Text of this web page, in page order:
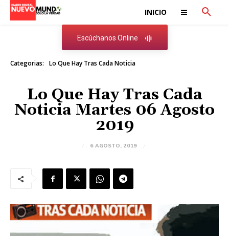
INICIO
Escúchanos Online
Categorias: Lo Que Hay Tras Cada Noticia
Lo Que Hay Tras Cada
Noticia Martes 06 Agosto
2019
6 AGOSTO, 2019